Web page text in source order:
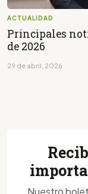
ACTUALIDAD
Principales
de 2026
29 de abril, 2026
Nuestro